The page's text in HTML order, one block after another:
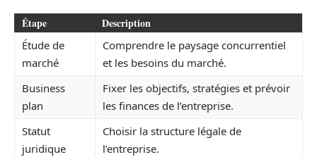
Étape Description
Étude de
marché
Comprendre le paysage concurrentiel
et les besoins du marché.
Business
plan
Fixer les objectifs, stratégies et prévoir
les finances de l’entreprise.
Statut
juridique
Choisir la structure légale de
l’entreprise.